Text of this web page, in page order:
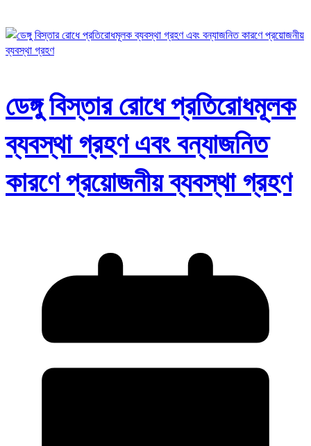
ডেঙ্গু বিস্তার রোধে প্রতিরোধমূলক
ব্যবস্থা গ্রহণ এবং বন্যাজনিত
কারণে প্রয়োজনীয় ব্যবস্থা গ্রহণ